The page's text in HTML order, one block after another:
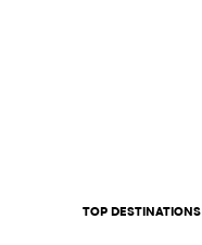
TOP DESTINATIONS